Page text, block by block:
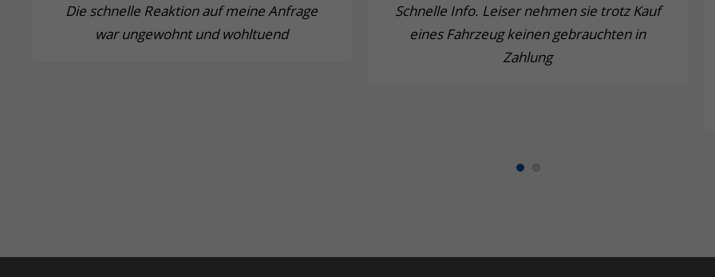
Die schnelle Reaktion auf meine Anfrage
war ungewohnt und wohltuend
Schnelle Info. Leiser nehmen sie trotz Kauf
eines Fahrzeug keinen gebrauchten in
Zahlung